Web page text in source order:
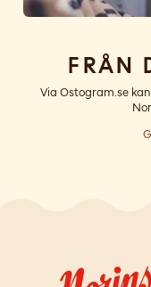
Från
Via Ostogram.se